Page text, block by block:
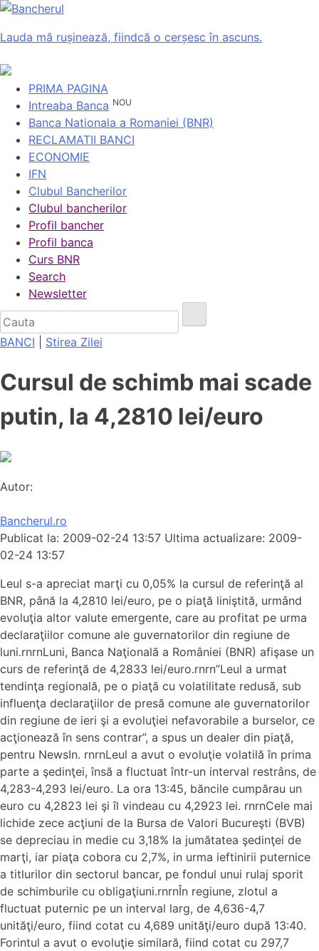
Lauda mă rușinează, fiindcă o cerșesc în ascuns.
PRIMA PAGINA
Intreaba Banca NOU
Banca Nationala a Romaniei (BNR)
RECLAMATII BANCI
ECONOMIE
IFN
Clubul Bancherilor
Clubul bancherilor
Profil bancher
Profil banca
Curs BNR
Search
Newsletter
BANCI Stirea Zilei
Cursul de schimb mai scade
putin, la 4,2810 lei/euro
Autor:
Bancherul.ro
Publicat la: 2009-02-24 13:57 Ultima actualizare: 2009-
02-24 13:57
Leul s-a apreciat marţi cu 0,05% la cursul de referinţă al
BNR, până la 4,2810 lei/euro, pe o piaţă liniştită, urmând
evoluţia altor valute emergente, care au profitat pe urma
declaraţiilor comune ale guvernatorilor din regiune de
luni.rnrnLuni, Banca Naţională a României (BNR) afişase un
curs de referinţă de 4,2833 lei/euro.rnrn”Leul a urmat
tendinţa regională, pe o piaţă cu volatilitate redusă, sub
influenţa declaraţiilor de presă comune ale guvernatorilor
din regiune de ieri şi a evoluţiei nefavorabile a burselor, ce
acţionează în sens contrar”, a spus un dealer din piaţă,
pentru NewsIn. rnrnLeul a avut o evoluţie volatilă în prima
parte a şedinţei, însă a fluctuat într-un interval restrâns, de
4,283-4,293 lei/euro. La ora 13:45, băncile cumpărau un
euro cu 4,2823 lei şi îl vindeau cu 4,2923 lei. rnrnCele mai
lichide zece acţiuni de la Bursa de Valori Bucureşti (BVB)
se depreciau in medie cu 3,18% la jumătatea şedinţei de
marţi, iar piaţa cobora cu 2,7%, in urma ieftinirii puternice
a titlurilor din sectorul bancar, pe fondul unui rulaj sporit
de schimburile cu obligaţiuni.rnrnÎn regiune, zlotul a
fluctuat puternic pe un interval larg, de 4,636-4,7
unităţi/euro, fiind cotat cu 4,689 unităţi/euro după 13:40.
Forintul a avut o evoluţie similară, fiind cotat cu 297,7